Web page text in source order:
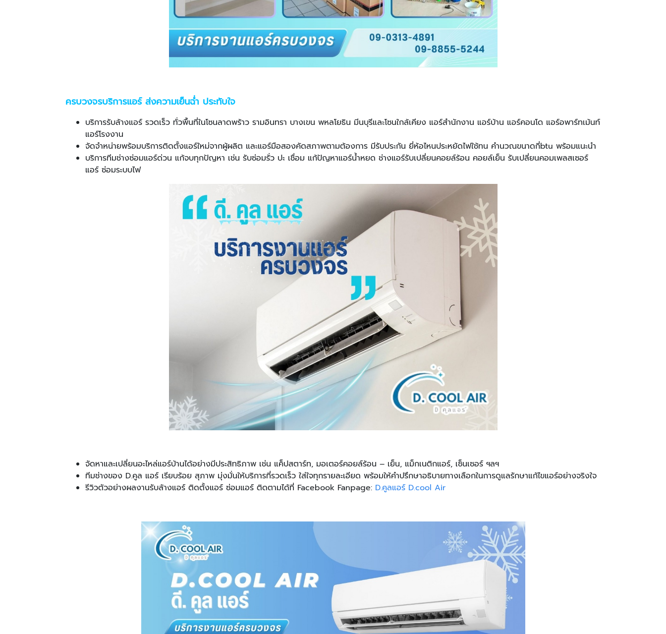
ครบวงจรบริการแอร์ ส่งความเย็นฉ่ำ ประทับใจ
บริการรับล้างแอร์ รวดเร็ว ทั่วพื้นที่ในโซนลาดพร้าว รามอินทรา บางเขน พหลโยธิน มีนบุรีและโซนใกล้เคียง แอร์สำนักงาน แอร์บ้าน แอร์คอนโด แอร์อพาร์ทเม้นท์
แอร์โรงงาน
จัดจำหน่ายพร้อมบริการติดตั้งแอร์ใหม่จากผู้ผลิต และแอร์มือสองคัดสภาพตามต้องการ มีรับประกัน ยี่ห้อไหนประหยัดไฟใช้ทน คำนวณขนาดกี่btu พร้อมแนะนำ
บริการทีมช่างซ่อมแอร์ด่วน แก้จบทุกปัญหา เช่น รับซ่อมรั่ว ปะ เชื่อม แก้ปัญหาแอร์น้ำหยด ช่างแอร์รับเปลี่ยนคอยล์ร้อน คอยล์เย็น รับเปลี่ยนคอมเพลสเซอร์
แอร์ ซ่อมระบบไฟ
จัดหาและเปลี่ยนอะไหล่แอร์บ้านได้อย่างมีประสิทธิภาพ เช่น แค็ปสตาร์ท, มอเตอร์คอยล์ร้อน – เย็น, แม็กเนติกแอร์, เซ็นเซอร์ ฯลฯ
ทีมช่างของ D.คูล แอร์ เรียบร้อย สุภาพ มุ่งมั่นให้บริการที่รวดเร็ว ใส่ใจทุกรายละเอียด พร้อมให้คำปรึกษาอธิบายทางเลือกในการดูแลรักษาแก้ไขแอร์อย่างจริงใจ
รีวิวตัวอย่างผลงานรับล้างแอร์ ติดตั้งแอร์ ซ่อมแอร์ ติดตามได้ที่ Facebook Fanpage: D.คูลแอร์ D.cool Air